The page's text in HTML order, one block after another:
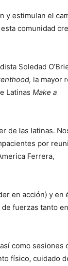
y estimulan el
comunidad
Soledad
la mayor
Latinas Make a
de las latinas.
por
Ferrera,
en acción) y en
fuerzas tanto
como sesiones
físico, cuidado